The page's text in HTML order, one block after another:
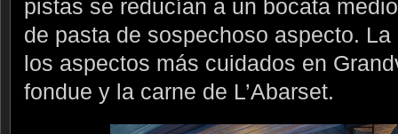
pistas se reducían a un bocata
de pasta de sospechoso aspecto.
los aspectos más cuidados en
fondue y la carne de L’Abarset.